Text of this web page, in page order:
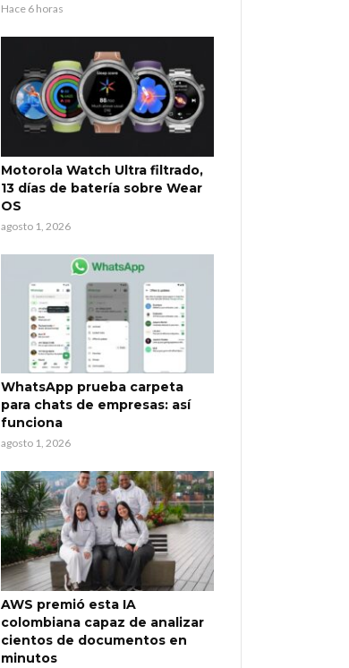
Hace 6 horas
Motorola Watch Ultra filtrado,
13 días de batería sobre Wear
OS
agosto 1, 2026
WhatsApp prueba carpeta
para chats de empresas: así
funciona
agosto 1, 2026
AWS premió esta IA
colombiana capaz de analizar
cientos de documentos en
minutos